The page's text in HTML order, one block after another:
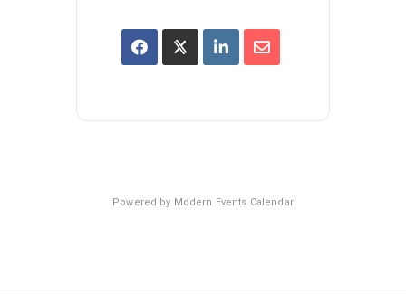
Powered by Modern Events Calendar